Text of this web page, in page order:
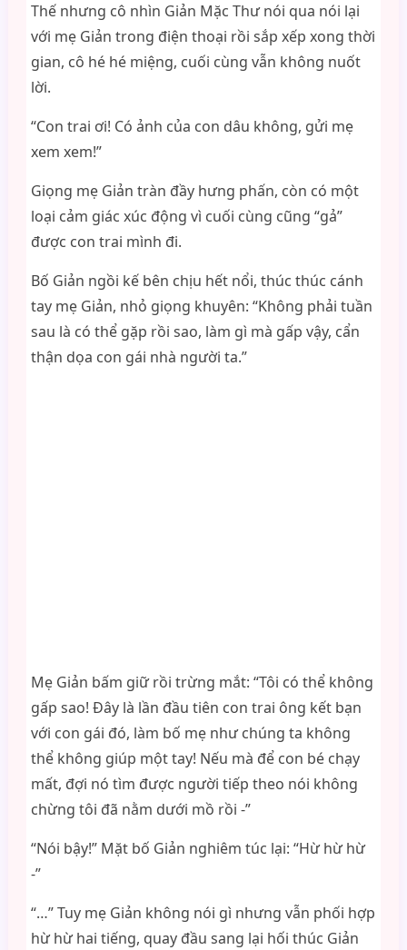
Thế nhưng cô nhìn Giản Mặc Thư nói qua nói lại
với mẹ Giản trong điện thoại rồi sắp xếp xong thời
gian, cô hé hé miệng, cuối cùng vẫn không nuốt
lời.
“Con trai ơi! Có ảnh của con dâu không, gửi mẹ
xem xem!”
Giọng mẹ Giản tràn đầy hưng phấn, còn có một
loại cảm giác xúc động vì cuối cùng cũng “gả”
được con trai mình đi.
Bố Giản ngồi kế bên chịu hết nổi, thúc thúc cánh
tay mẹ Giản, nhỏ giọng khuyên: “Không phải tuần
sau là có thể gặp rồi sao, làm gì mà gấp vậy, cẩn
thận dọa con gái nhà người ta.”
Mẹ Giản bấm giữ rồi trừng mắt: “Tôi có thể không
gấp sao! Đây là lần đầu tiên con trai ông kết bạn
với con gái đó, làm bố mẹ như chúng ta không
thể không giúp một tay! Nếu mà để con bé chạy
mất, đợi nó tìm được người tiếp theo nói không
chừng tôi đã nằm dưới mồ rồi -”
“Nói bậy!” Mặt bố Giản nghiêm túc lại: “Hừ hừ hừ
-”
“…” Tuy mẹ Giản không nói gì nhưng vẫn phối hợp
hừ hừ hai tiếng, quay đầu sang lại hối thúc Giản